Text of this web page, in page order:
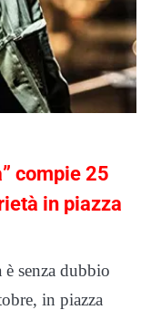
compie 25
in piazza
senza dubbio
in piazza